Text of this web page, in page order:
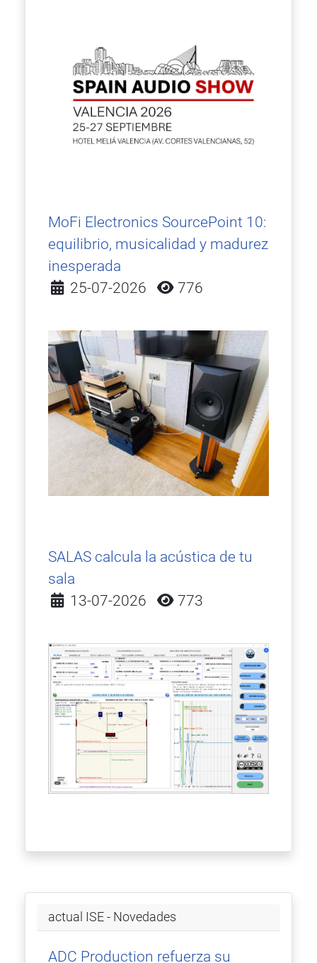
MoFi Electronics SourcePoint 10:
equilibrio, musicalidad y madurez
inesperada
Detalles
25-07-2026 776
SALAS calcula la acústica de tu
sala
Detalles
13-07-2026 773
actual ISE - Novedades
ADC Production refuerza su